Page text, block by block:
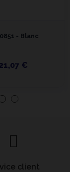
- Blanc
€
client